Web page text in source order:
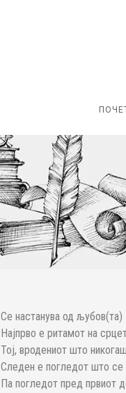
Се настанува од љубов(та)
Најпрво е ритамот на
Тој, вродениот што
Следен е погледот што се
Па погледот пред првиот